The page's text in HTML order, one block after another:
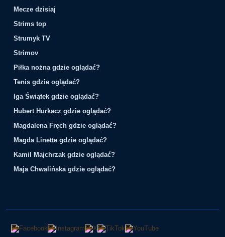
Mecze dzisiaj
Strims top
Strumyk TV
Strimov
Piłka nożna gdzie oglądać?
Tenis gdzie oglądać?
Iga Świątek gdzie oglądać?
Hubert Hurkacz gdzie oglądać?
Magdalena Fręch gdzie oglądać?
Magda Linette gdzie oglądać?
Kamil Majchrzak gdzie oglądać?
Maja Chwalińska gdzie oglądać?